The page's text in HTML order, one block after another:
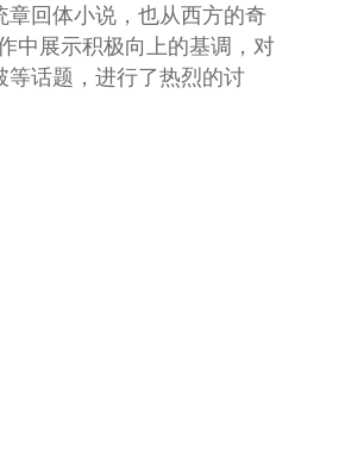
回体小说，也从西方的奇
中展示积极向上的基调，对
等话题，进行了热烈的讨